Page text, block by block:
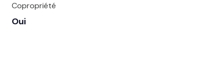
Copropriété
Oui